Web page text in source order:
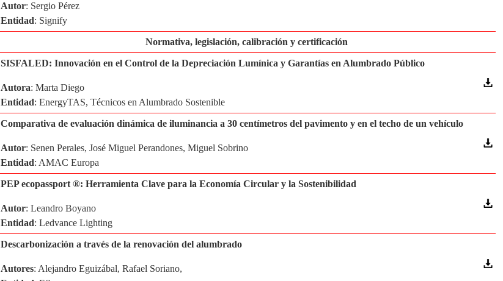
Autor: Sergio Pérez
Entidad: Signify
Normativa, legislación, calibración y certificación
SISFALED: Innovación en el Control de la Depreciación Lumínica y Garantías en Alumbrado Público
Autora: Marta Diego
Entidad: EnergyTAS, Técnicos en Alumbrado Sostenible
Comparativa de evaluación dinámica de iluminancia a 30 centímetros del pavimento y en el techo de un vehículo
Autor: Senen Perales, José Miguel Perandones, Miguel Sobrino
Entidad: AMAC Europa
PEP ecopassport ®: Herramienta Clave para la Economía Circular y la Sostenibilidad
Autor: Leandro Boyano
Entidad: Ledvance Lighting
Descarbonización a través de la renovación del alumbrado
Autores: Alejandro Eguizábal, Rafael Soriano,